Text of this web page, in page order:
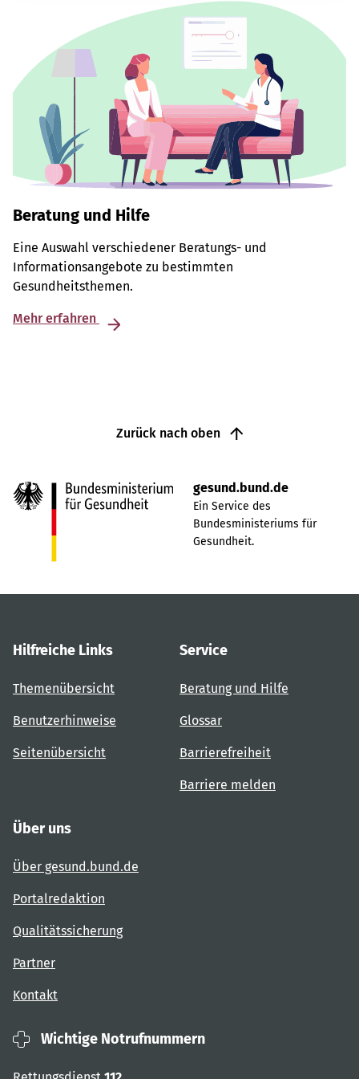
Beratung und Hilfe
Eine Auswahl verschiedener Beratungs- und
Informationsangebote zu bestimmten
Gesundheitsthemen.
Mehr erfahren
Zurück nach oben
gesund.bund.de
Ein Service des
Bundesministeriums für
Gesundheit.
Hilfreiche Links
Themenübersicht
Benutzerhinweise
Seitenübersicht
Service
Beratung und Hilfe
Glossar
Barrierefreiheit
Barriere melden
Über uns
Über gesund.bund.de
Portalredaktion
Qualitätssicherung
Partner
Kontakt
Wichtige Notrufnummern